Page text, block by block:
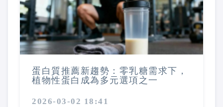
蛋白質推薦新趨勢：零乳糖需求下，
植物性蛋白成為多元選項之一
2026-03-02 18:41